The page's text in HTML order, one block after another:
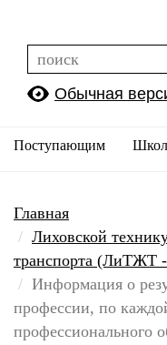
Обычная
Поступающим
Главная
Лиховской
транспорта
Информация о
профессии, по
профессионального